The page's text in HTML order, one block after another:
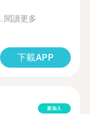
閱讀更多
下載APP
新加入